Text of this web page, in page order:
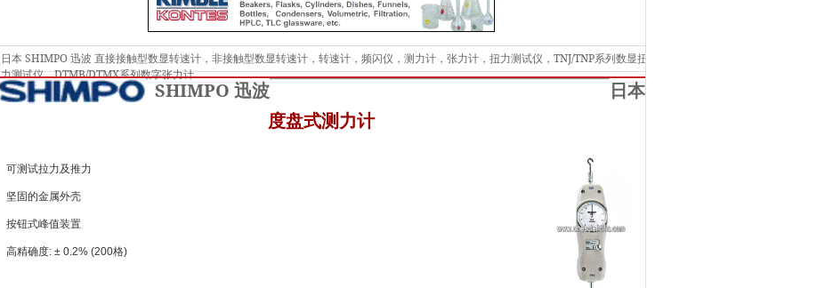
日本 SHIMPO 迅波 直接接触型数显转速计，非接触型数显转速计，转速计，频闪仪，测力计，张力计，扭力测试仪，TNJ/TNP系列数显扭
力测试仪，DTMB/DTMX系列数字张力计
SHIMPO 迅波 日本
度盘式测力计
可测试拉力及推力
坚固的金属外壳
按钮式峰值装置
高精确度: ± 0.2% (200格)